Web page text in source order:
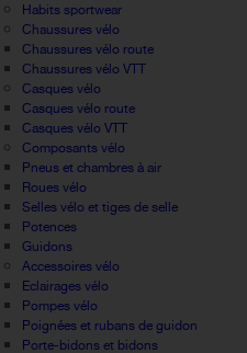
Habits sportwear
Chaussures vélo
Chaussures vélo route
Chaussures vélo VTT
Casques vélo
Casques vélo route
Casques vélo VTT
Composants vélo
Pneus et chambres à air
Roues vélo
Selles vélo et tiges de selle
Potences
Guidons
Accessoires vélo
Eclairages vélo
Pompes vélo
Poignées et rubans de guidon
Porte-bidons et bidons